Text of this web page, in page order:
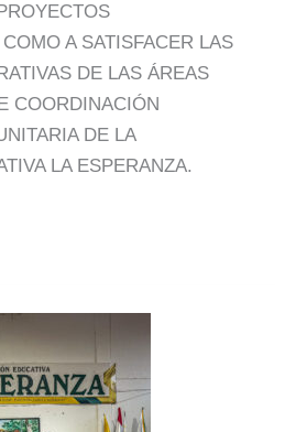
A SATISFACER LAS
DE LAS ÁREAS
COORDINACIÓN
DE LA
LA ESPERANZA.